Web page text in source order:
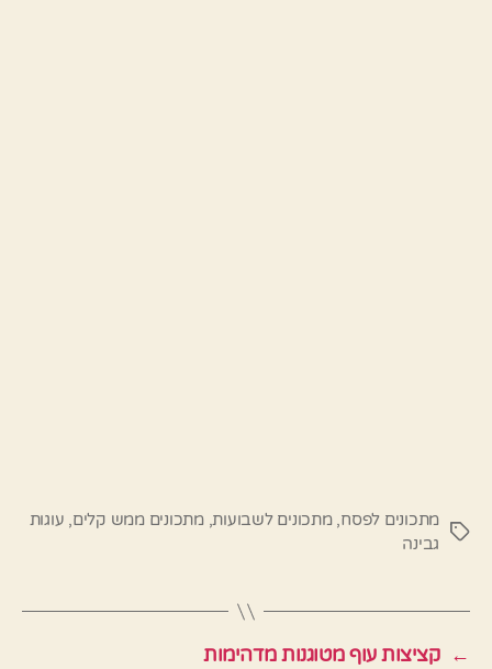
תגיות
מתכונים לפסח,מתכונים לשבועות,מתכונים ממש קלים, עוגות
גבינה
← קציצות עוף מטוגנות מדהימות